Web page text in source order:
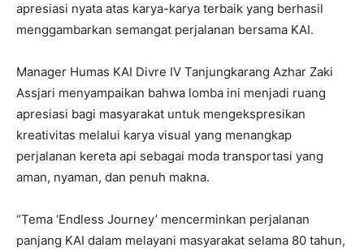
apresiasi nyata atas karya-karya terbaik yang berhasil
menggambarkan semangat perjalanan bersama KAI.
Manager Humas KAI Divre IV Tanjungkarang Azhar Zaki
Assjari menyampaikan bahwa lomba ini menjadi ruang
apresiasi bagi masyarakat untuk mengekspresikan
kreativitas melalui karya visual yang menangkap
perjalanan kereta api sebagai moda transportasi yang
aman, nyaman, dan penuh makna.
“Tema ‘Endless Journey’ mencerminkan perjalanan
panjang KAI dalam melayani masyarakat selama 80 tahun,